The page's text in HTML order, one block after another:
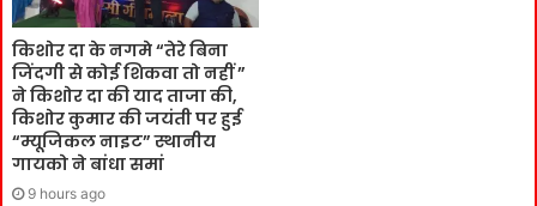
किशोर दा के नगमे “तेरे बिना
जिंदगी से कोई शिकवा तो नहीं ”
ने किशोर दा की याद ताजा की,
किशोर कुमार की जयंती पर हुई
“म्यूजिकल नाइट” स्थानीय
गायको ने बांधा समां
9 hours ago